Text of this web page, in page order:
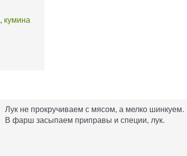
, кумина
Лук не прокручиваем с мясом, а мелко шинкуем.
В фарш засыпаем приправы и специи, лук.